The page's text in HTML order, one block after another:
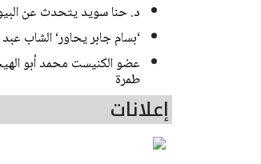
د. حنا سويد يتحدث عن
‘بسام جابر يحاور‘ الشاب
عضو الكنيست محمد أبو
طمرة
إعلانات